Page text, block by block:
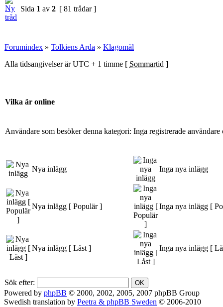
Sida 1 av 2 [ 81 trådar ]
Forumindex » Tolkiens Arda » Klagomål
Alla tidsangivelser är UTC + 1 timme [ Sommartid ]
Vilka är online
Användare som besöker denna kategori: Inga registrerade användare
Nya inlägg Inga nya inlägg
Nya inlägg [ Populär ] Inga nya inlägg [
Nya inlägg [ Låst ] Inga nya inlägg [
Sök efter:
Powered by phpBB © 2000, 2002, 2005, 2007 phpBB Group
Swedish translation by Peetra & phpBB Sweden © 2006-2010